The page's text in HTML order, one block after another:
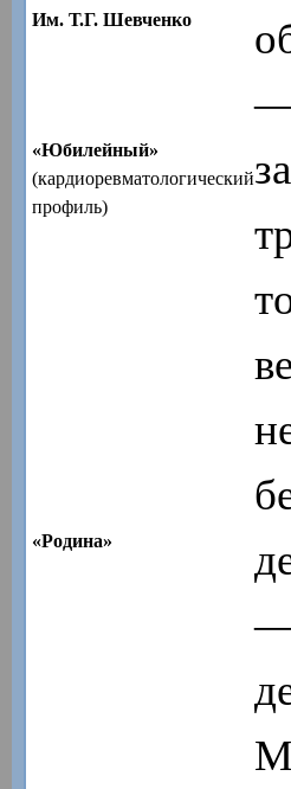
Им. Т.Г. Шевченко
—
«Юбилейный»
(кардиоревматологический
профиль)
«Родина»
—